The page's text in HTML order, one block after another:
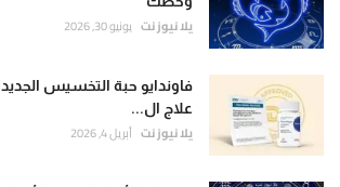
يلا نيوز نت يونيو 30, 2026
فاوندايو حبة التخسيس
علاج ال...
يلا نيوز نت أبريل 4, 2026